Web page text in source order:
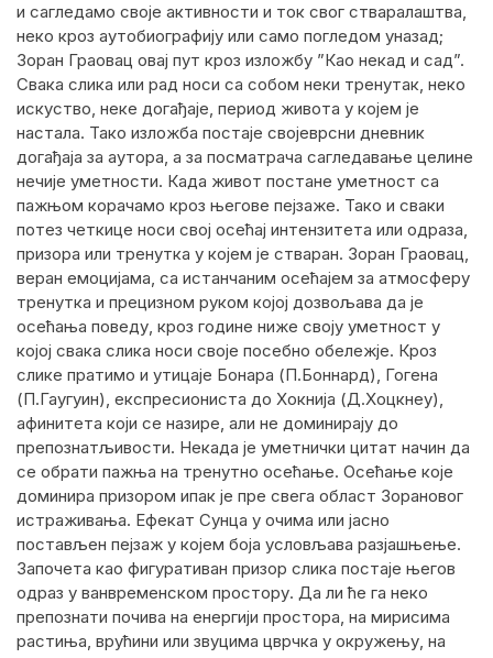
и сагледамо своје активности и ток свог стваралаштва,
неко кроз аутобиографију или само погледом уназад;
Зоран Граовац овај пут кроз изложбу ”Као некад и сад”.
Свака слика или рад носи са собом неки тренутак, неко
искуство, неке догађаје, период живота у којем је
настала. Тако изложба постаје својеврсни дневник
догађаја за аутора, а за посматрача сагледавање целине
нечије уметности. Када живот постане уметност са
пажњом корачамо кроз његове пејзаже. Тако и сваки
потез четкице носи свој осећај интензитета или одраза,
призора или тренутка у којем је стваран. Зоран Граовац,
веран емоцијама, са истанчаним осећајем за атмосферу
тренутка и прецизном руком којој дозвољава да је
осећања поведу, кроз године ниже своју уметност у
којој свака слика носи своје посебно обележје. Кроз
слике пратимо и утицаје Бонара (П.Боннард), Гогена
(П.Гаугуин), експресиониста до Хокнија (Д.Хоцкнеy),
афинитета који се назире, али не доминирају до
препознатљивости. Некада је уметнички цитат начин да
се обрати пажња на тренутно осећање. Осећање које
доминира призором ипак је пре свега област Зорановог
истраживања. Ефекат Сунца у очима или јасно
постављен пејзаж у којем боја условљава разјашњење.
Започета као фигуративан призор слика постаје његов
одраз у ванвременском простору. Да ли ће га неко
препознати почива на енергији простора, на мирисима
растиња, врућини или звуцима цврчка у окружењу, на